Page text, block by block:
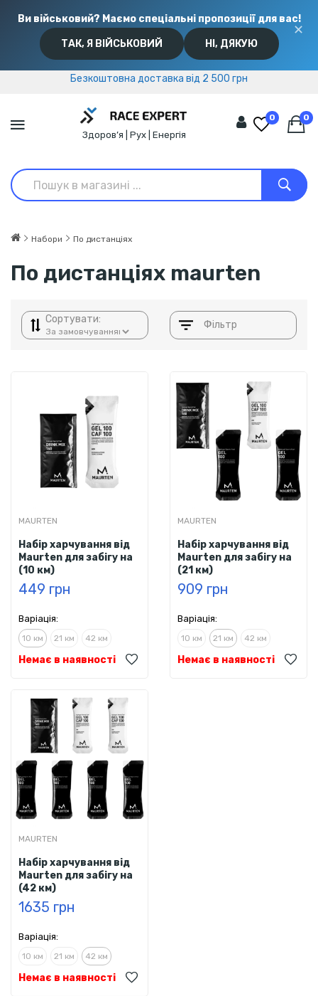
Ви військовий? Маємо спеціальні пропозиції для вас!
ТАК, Я ВІЙСЬКОВИЙ НІ, ДЯКУЮ
✕
Безкоштовна доставка від 2 500 грн
Безкоштовна доставка від 2 500 грн
Здоров’я | Рух | Енергія
0 0
Набори По дистанціях
По дистанціях maurten
Сортувати: Фільтр
MAURTEN
Набір харчування від
Maurten для забігу на
(10 км)
449 грн
Варіація:
10 км 21 км 42 км
Немає в наявності
MAURTEN
Набір харчування від
Maurten для забігу на
(21 км)
909 грн
Варіація:
10 км 21 км 42 км
Немає в наявності
MAURTEN
Набір харчування від
Maurten для забігу на
(42 км)
1635 грн
Варіація:
10 км 21 км 42 км
Немає в наявності